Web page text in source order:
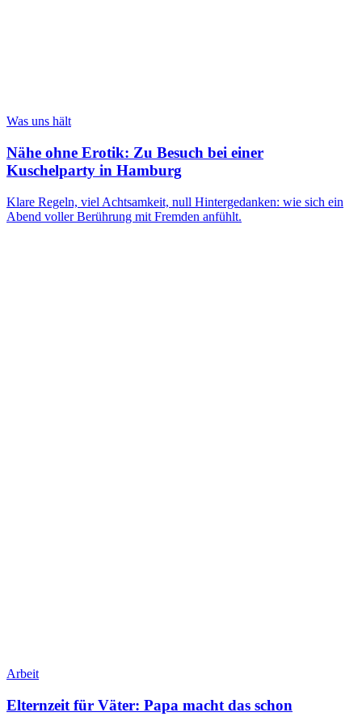
Was uns hält
Nähe ohne Erotik: Zu Besuch bei einer
Kuschelparty in Hamburg
Klare Regeln, viel Achtsamkeit, null Hintergedanken: wie sich ein
Abend voller Berührung mit Fremden anfühlt.
Arbeit
Elternzeit für Väter: Papa macht das schon